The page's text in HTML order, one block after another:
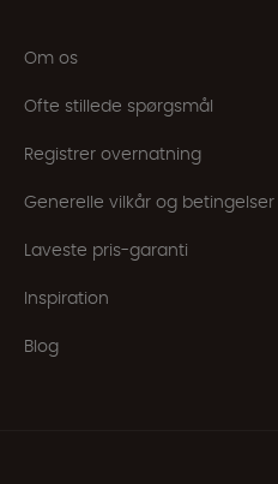
Om os
Ofte stillede spørgsmål
Registrer overnatning
Generelle vilkår og betingelser
Laveste pris-garanti
Inspiration
Blog